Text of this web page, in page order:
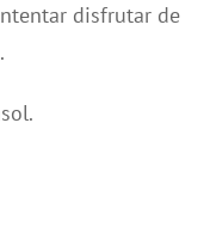
disfrutar de